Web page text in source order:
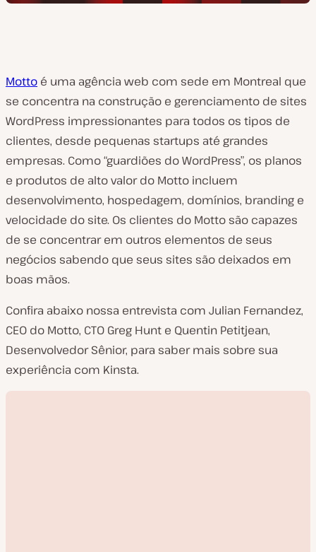
Motto é uma agência web com sede em Montreal que
se concentra na construção e gerenciamento de sites
WordPress impressionantes para todos os tipos de
clientes, desde pequenas startups até grandes
empresas. Como “guardiões do WordPress”, os planos
e produtos de alto valor do Motto incluem
desenvolvimento, hospedagem, domínios, branding e
velocidade do site. Os clientes do Motto são capazes
de se concentrar em outros elementos de seus
negócios sabendo que seus sites são deixados em
boas mãos.
Confira abaixo nossa entrevista com Julian Fernandez,
CEO do Motto, CTO Greg Hunt e Quentin Petitjean,
Desenvolvedor Sênior, para saber mais sobre sua
experiência com Kinsta.